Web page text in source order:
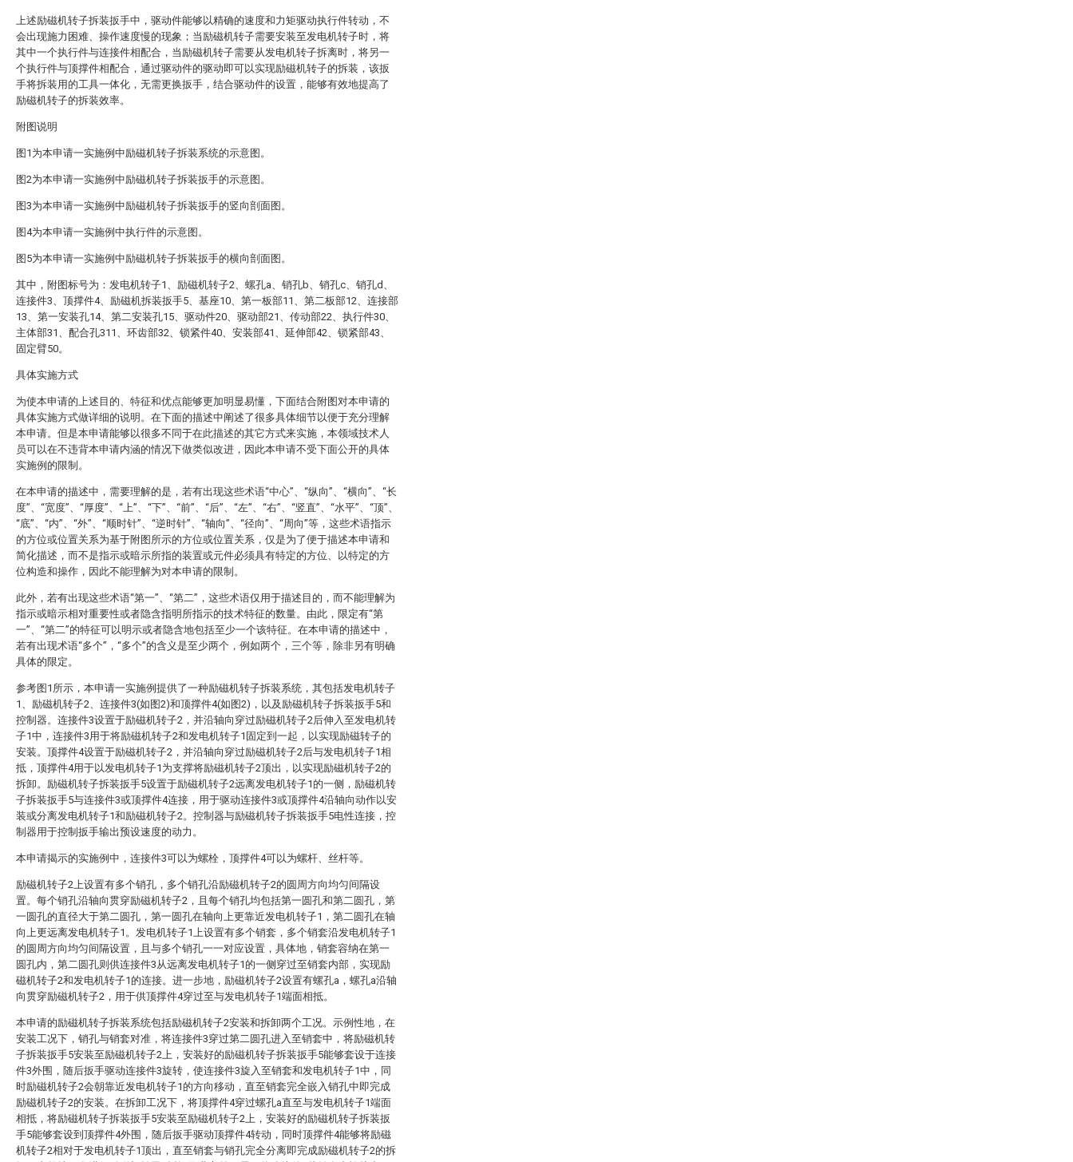
上述励磁机转子拆装扳手中，驱动件能够以精确的速度和力矩驱动执行件转动，不
会出现施力困难、操作速度慢的现象；当励磁机转子需要安装至发电机转子时，将
其中一个执行件与连接件相配合，当励磁机转子需要从发电机转子拆离时，将另一
个执行件与顶撑件相配合，通过驱动件的驱动即可以实现励磁机转子的拆装，该扳
手将拆装用的工具一体化，无需更换扳手，结合驱动件的设置，能够有效地提高了
励磁机转子的拆装效率。
附图说明
图1为本申请一实施例中励磁机转子拆装系统的示意图。
图2为本申请一实施例中励磁机转子拆装扳手的示意图。
图3为本申请一实施例中励磁机转子拆装扳手的竖向剖面图。
图4为本申请一实施例中执行件的示意图。
图5为本申请一实施例中励磁机转子拆装扳手的横向剖面图。
其中，附图标号为：发电机转子1、励磁机转子2、螺孔a、销孔b、销孔c、销孔d、
连接件3、顶撑件4、励磁机拆装扳手5、基座10、第一板部11、第二板部12、连接部
13、第一安装孔14、第二安装孔15、驱动件20、驱动部21、传动部22、执行件30、
主体部31、配合孔311、环齿部32、锁紧件40、安装部41、延伸部42、锁紧部43、
固定臂50。
具体实施方式
为使本申请的上述目的、特征和优点能够更加明显易懂，下面结合附图对本申请的
具体实施方式做详细的说明。在下面的描述中阐述了很多具体细节以便于充分理解
本申请。但是本申请能够以很多不同于在此描述的其它方式来实施，本领域技术人
员可以在不违背本申请内涵的情况下做类似改进，因此本申请不受下面公开的具体
实施例的限制。
在本申请的描述中，需要理解的是，若有出现这些术语“中心”、“纵向”、“横向”、“长
度”、“宽度”、“厚度”、“上”、“下”、“前”、“后”、“左”、“右”、“竖直”、“水平”、“顶”、
“底”、“内”、“外”、“顺时针”、“逆时针”、“轴向”、“径向”、“周向”等，这些术语指示
的方位或位置关系为基于附图所示的方位或位置关系，仅是为了便于描述本申请和
简化描述，而不是指示或暗示所指的装置或元件必须具有特定的方位、以特定的方
位构造和操作，因此不能理解为对本申请的限制。
此外，若有出现这些术语“第一”、“第二”，这些术语仅用于描述目的，而不能理解为
指示或暗示相对重要性或者隐含指明所指示的技术特征的数量。由此，限定有“第
一”、“第二”的特征可以明示或者隐含地包括至少一个该特征。在本申请的描述中，
若有出现术语“多个”，“多个”的含义是至少两个，例如两个，三个等，除非另有明确
具体的限定。
参考图1所示，本申请一实施例提供了一种励磁机转子拆装系统，其包括发电机转子
1、励磁机转子2、连接件3(如图2)和顶撑件4(如图2)，以及励磁机转子拆装扳手5和
控制器。连接件3设置于励磁机转子2，并沿轴向穿过励磁机转子2后伸入至发电机转
子1中，连接件3用于将励磁机转子2和发电机转子1固定到一起，以实现励磁转子的
安装。顶撑件4设置于励磁机转子2，并沿轴向穿过励磁机转子2后与发电机转子1相
抵，顶撑件4用于以发电机转子1为支撑将励磁机转子2顶出，以实现励磁机转子2的
拆卸。励磁机转子拆装扳手5设置于励磁机转子2远离发电机转子1的一侧，励磁机转
子拆装扳手5与连接件3或顶撑件4连接，用于驱动连接件3或顶撑件4沿轴向动作以安
装或分离发电机转子1和励磁机转子2。控制器与励磁机转子拆装扳手5电性连接，控
制器用于控制扳手输出预设速度的动力。
本申请揭示的实施例中，连接件3可以为螺栓，顶撑件4可以为螺杆、丝杆等。
励磁机转子2上设置有多个销孔，多个销孔沿励磁机转子2的圆周方向均匀间隔设
置。每个销孔沿轴向贯穿励磁机转子2，且每个销孔均包括第一圆孔和第二圆孔，第
一圆孔的直径大于第二圆孔，第一圆孔在轴向上更靠近发电机转子1，第二圆孔在轴
向上更远离发电机转子1。发电机转子1上设置有多个销套，多个销套沿发电机转子1
的圆周方向均匀间隔设置，且与多个销孔一一对应设置，具体地，销套容纳在第一
圆孔内，第二圆孔则供连接件3从远离发电机转子1的一侧穿过至销套内部，实现励
磁机转子2和发电机转子1的连接。进一步地，励磁机转子2设置有螺孔a，螺孔a沿轴
向贯穿励磁机转子2，用于供顶撑件4穿过至与发电机转子1端面相抵。
本申请的励磁机转子拆装系统包括励磁机转子2安装和拆卸两个工况。示例性地，在
安装工况下，销孔与销套对准，将连接件3穿过第二圆孔进入至销套中，将励磁机转
子拆装扳手5安装至励磁机转子2上，安装好的励磁机转子拆装扳手5能够套设于连接
件3外围，随后扳手驱动连接件3旋转，使连接件3旋入至销套和发电机转子1中，同
时励磁机转子2会朝靠近发电机转子1的方向移动，直至销套完全嵌入销孔中即完成
励磁机转子2的安装。在拆卸工况下，将顶撑件4穿过螺孔a直至与发电机转子1端面
相抵，将励磁机转子拆装扳手5安装至励磁机转子2上，安装好的励磁机转子拆装扳
手5能够套设到顶撑件4外围，随后扳手驱动顶撑件4转动，同时顶撑件4能够将励磁
机转子2相对于发电机转子1顶出，直至销套与销孔完全分离即完成励磁机转子2的拆